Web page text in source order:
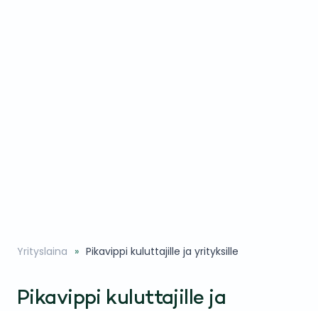
Yrityslaina Pikavippi kuluttajille ja yrityksille
Pikavippi kuluttajille ja